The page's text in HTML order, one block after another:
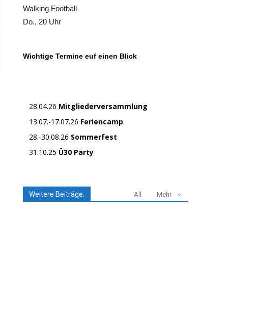
Walking Football
Do., 20 Uhr
Wichtige Termine euf einen Blick
28.04.26 Mitgliederversammlung
13.07.-17.07.26 Feriencamp
28.-30.08.26 Sommerfest
31.10.25 Ü30 Party
Weitere Beiträge: All Mehr